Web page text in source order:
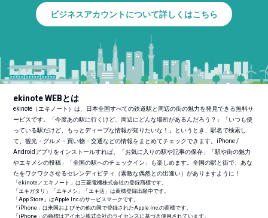
ビジネスアカウントについて詳しくはこちら
ekinote WEBとは
ekinote（エキノート）は、日本全国すべての鉄道駅と周辺の街の魅力を発見できる無料サ
ービスです。「今度あの駅に行くけど、周辺にどんな場所があるんだろう？」「いつも使
っている駅だけど、もっとディープな情報が知りたいな！」というとき、駅名で検索し
て、観光・グルメ・買い物・交通などの情報をまとめてチェックできます。iPhone /
Androidアプリをインストールすれば、「お気に入りの駅や記事の保存」「駅や街の魅力
やエキメシの投稿」「全国の駅へのチェックイン」も楽しめます。全国の駅と街で、あな
たをワクワクさせるセレンディピティ（素敵な偶然との出逢い）がありますように！
「ekinote／エキノート」は三菱電機株式会社の登録商標です。
「エキガタリ」「エキメシ」「エキ活」は商標登録出願中です。
「App Store」はApple Inc.のサービスマークです。
「iPhone」は米国およびその他の国で登録されたApple Inc.の商標です。
「iPhone」の商標はアイホン株式会社のライセンスに基づき使用されています。